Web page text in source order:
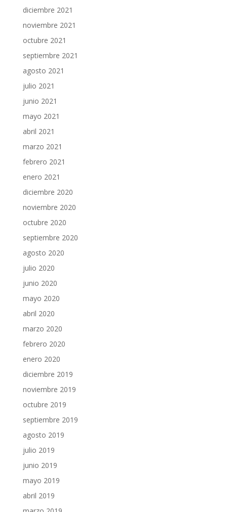
diciembre 2021
noviembre 2021
octubre 2021
septiembre 2021
agosto 2021
julio 2021
junio 2021
mayo 2021
abril 2021
marzo 2021
febrero 2021
enero 2021
diciembre 2020
noviembre 2020
octubre 2020
septiembre 2020
agosto 2020
julio 2020
junio 2020
mayo 2020
abril 2020
marzo 2020
febrero 2020
enero 2020
diciembre 2019
noviembre 2019
octubre 2019
septiembre 2019
agosto 2019
julio 2019
junio 2019
mayo 2019
abril 2019